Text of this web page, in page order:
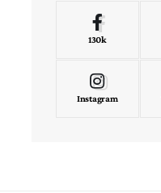
130k
Instagram